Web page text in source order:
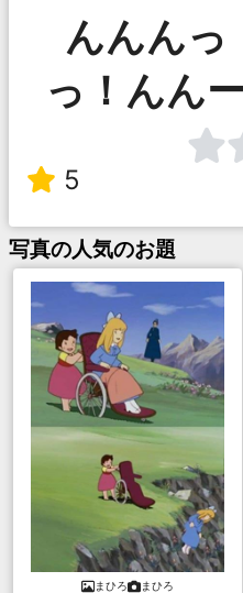
んんんっ
っ！んん
5
写真の人気のお題
まひろ まひろ